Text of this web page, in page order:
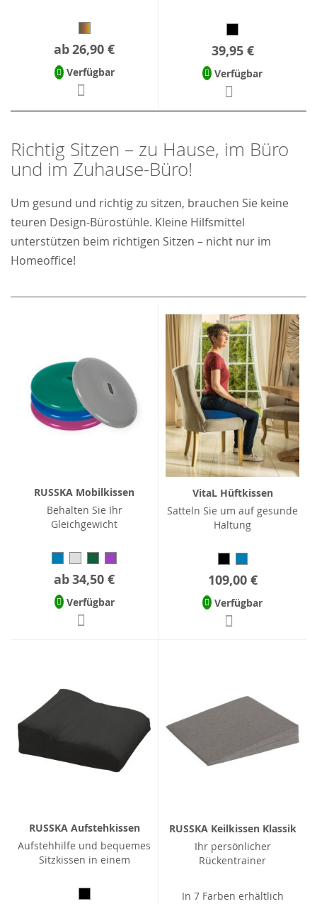
ab26,90 €
Verfügbar
39,95 €
Verfügbar
Richtig Sitzen – zu Hause, im Büro
und im Zuhause-Büro!
Um gesund und richtig zu sitzen, brauchen Sie keine
teuren Design-Bürostühle. Kleine Hilfsmittel
unterstützen beim richtigen Sitzen – nicht nur im
Homeoffice!
RUSSKA Mobilkissen
Behalten Sie Ihr
Gleichgewicht
ab34,50 €
Verfügbar
VitaL Hüftkissen
Satteln Sie um auf gesunde
Haltung
109,00 €
Verfügbar
RUSSKA Aufstehkissen
Aufstehhilfe und bequemes
Sitzkissen in einem
RUSSKA Keilkissen Klassik
Ihr persönlicher
Rückentrainer
In 7 Farben erhältlich